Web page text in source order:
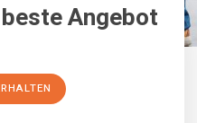
beste Angebot